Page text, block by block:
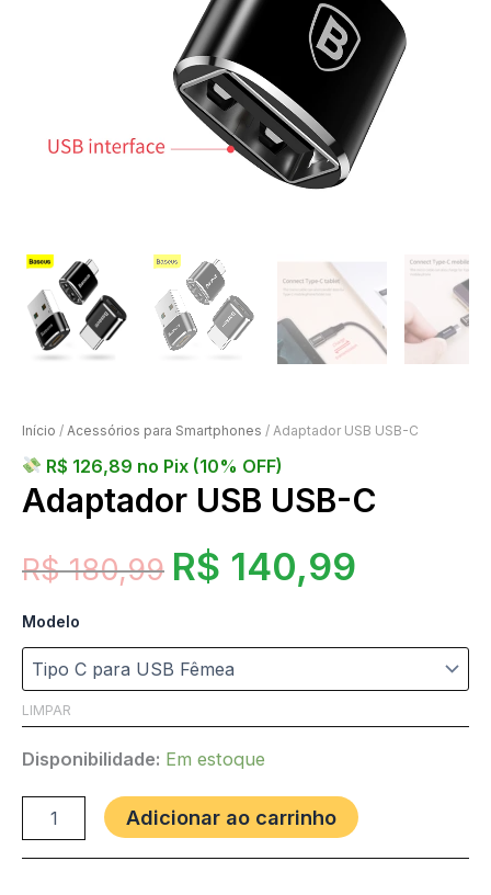
Início / Acessórios para Smartphones / Adaptador USB USB-C
R$ 126,89 no Pix (10% OFF)
Adaptador USB USB-C
R$180,99 R$ 140,99
Modelo
LIMPAR
Disponibilidade: Em estoque
Adicionar ao carrinho